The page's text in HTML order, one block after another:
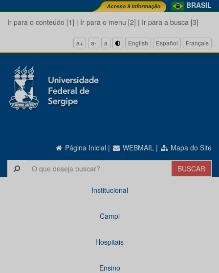
BRASIL
Ir para o conteúdo [1] | Ir para o menu [2] | Ir para a busca [3]
a+ a- a English Español Français
Página Inicial | WEBMAIL | Mapa do Site
Institucional
Campi
Hospitais
Ensino